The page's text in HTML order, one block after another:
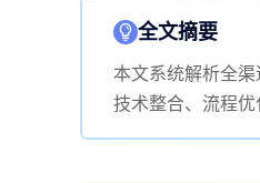
全文摘要
本文系统解析全
技术整合、流程优